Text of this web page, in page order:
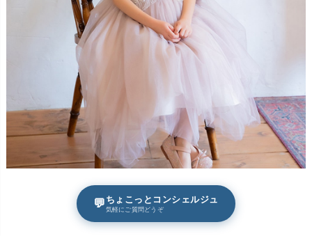
💬 ちょこっとコンシェルジュ
気軽にご質問どうぞ